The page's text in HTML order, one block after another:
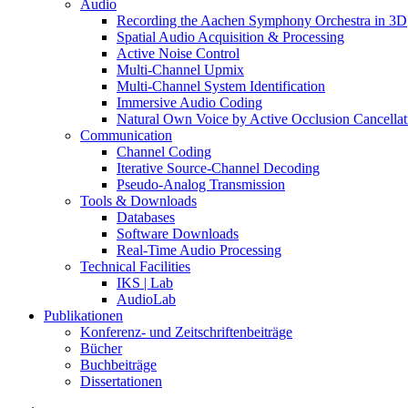
Audio
Recording the Aachen Symphony Orchestra in 3D
Spatial Audio Acquisition & Processing
Active Noise Control
Multi-Channel Upmix
Multi-Channel System Identification
Immersive Audio Coding
Natural Own Voice by Active Occlusion
Communication
Channel Coding
Iterative Source-Channel Decoding
Pseudo-Analog Transmission
Tools & Downloads
Databases
Software Downloads
Real-Time Audio Processing
Technical Facilities
IKS | Lab
AudioLab
Publikationen
Konferenz- und Zeitschriftenbeiträge
Bücher
Buchbeiträge
Dissertationen